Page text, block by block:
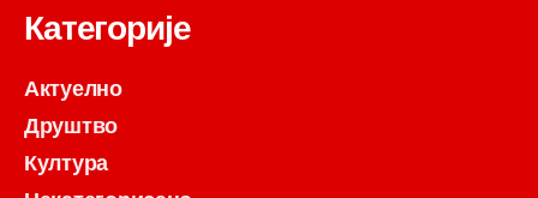
Категорије
Актуелно
Друштво
Култура